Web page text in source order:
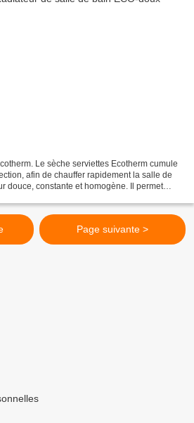
Le sèche serviettes Ecotherm cumule
afin de chauffer rapidement la salle de
douce, constante et homogène. Il permet
Page suivante >